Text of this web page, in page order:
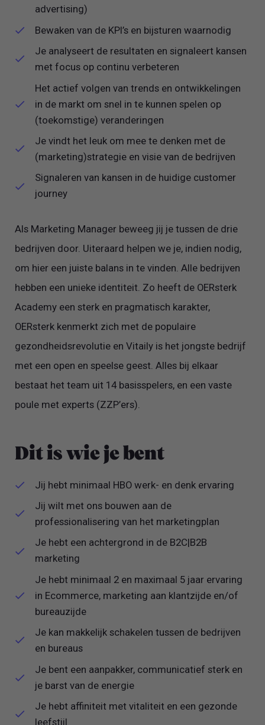
advertising)
Bewaken van de KPI’s en bijsturen waarnodig
Je analyseert de resultaten en signaleert kansen
met focus op continu verbeteren
Het actief volgen van trends en ontwikkelingen
in de markt om snel in te kunnen spelen op
(toekomstige) veranderingen
Je vindt het leuk om mee te denken met de
(marketing)strategie en visie van de bedrijven
Signaleren van kansen in de huidige customer
journey
Als Marketing Manager beweeg jij je tussen de drie
bedrijven door. Uiteraard helpen we je, indien nodig,
om hier een juiste balans in te vinden. Alle bedrijven
hebben een unieke identiteit. Zo heeft de OERsterk
Academy een sterk en pragmatisch karakter,
OERsterk kenmerkt zich met de populaire
gezondheidsrevolutie en Vitaily is het jongste bedrijf
met een open en speelse geest. Alles bij elkaar
bestaat het team uit 14 basisspelers, en een vaste
poule met experts (ZZP’ers).
Dit is wie je bent
Jij hebt minimaal HBO werk- en denk ervaring
Jij wilt met ons bouwen aan de
professionalisering van het marketingplan
Je hebt een achtergrond in de B2C|B2B
marketing
Je hebt minimaal 2 en maximaal 5 jaar ervaring
in Ecommerce, marketing aan klantzijde en/of
bureauzijde
Je kan makkelijk schakelen tussen de bedrijven
en bureaus
Je bent een aanpakker, communicatief sterk en
je barst van de energie
Je hebt affiniteit met vitaliteit en een gezonde
leefstijl